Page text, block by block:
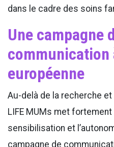
dans le cadre des soins
Une campagne
communication
européenne
Au-delà de la recherche et
LIFE MUMs met fortement
sensibilisation et
campagne de